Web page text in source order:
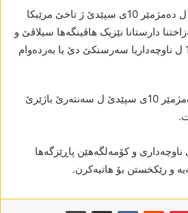
دەڤەرداریا ئامێدیێ، ل دەمژمێر 10ی سپێدێ ژ تاخێ مرێبکا
دارستانا نێزیک ھاڤینگەھا سیلاڤێ و
پاشی ل دەمژمێر 12 ل ناوچەداریا سەرسنکێ دێ یا بەردەوام
دەڤەرداریا بەردەرەش، دەمژمێر 10ی سپێدێ ل سەنتەرێ باژێرێ
و کۆمەلگەھێن پاڕێزگەھا
و رێکخستن بۆ ھاتیەکرن.